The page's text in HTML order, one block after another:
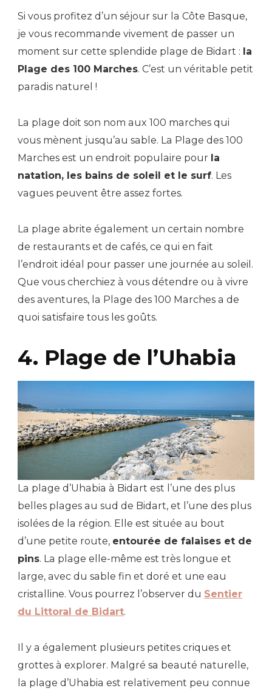
Si vous profitez d’un séjour sur la Côte Basque,
je vous recommande vivement de passer un
moment sur cette splendide plage de Bidart : la
Plage des 100 Marches. C’est un véritable petit
paradis naturel !
La plage doit son nom aux 100 marches qui
vous mènent jusqu’au sable. La Plage des 100
Marches est un endroit populaire pour la
natation, les bains de soleil et le surf. Les
vagues peuvent être assez fortes.
La plage abrite également un certain nombre
de restaurants et de cafés, ce qui en fait
l’endroit idéal pour passer une journée au soleil.
Que vous cherchiez à vous détendre ou à vivre
des aventures, la Plage des 100 Marches a de
quoi satisfaire tous les goûts.
4. Plage de l’Uhabia
La plage d’Uhabia à Bidart est l’une des plus
belles plages au sud de Bidart, et l’une des plus
isolées de la région. Elle est située au bout
d’une petite route, entourée de falaises et de
pins. La plage elle-même est très longue et
large, avec du sable fin et doré et une eau
cristalline. Vous pourrez l’observer du Sentier
du Littoral de Bidart.
Il y a également plusieurs petites criques et
grottes à explorer. Malgré sa beauté naturelle,
la plage d’Uhabia est relativement peu connue